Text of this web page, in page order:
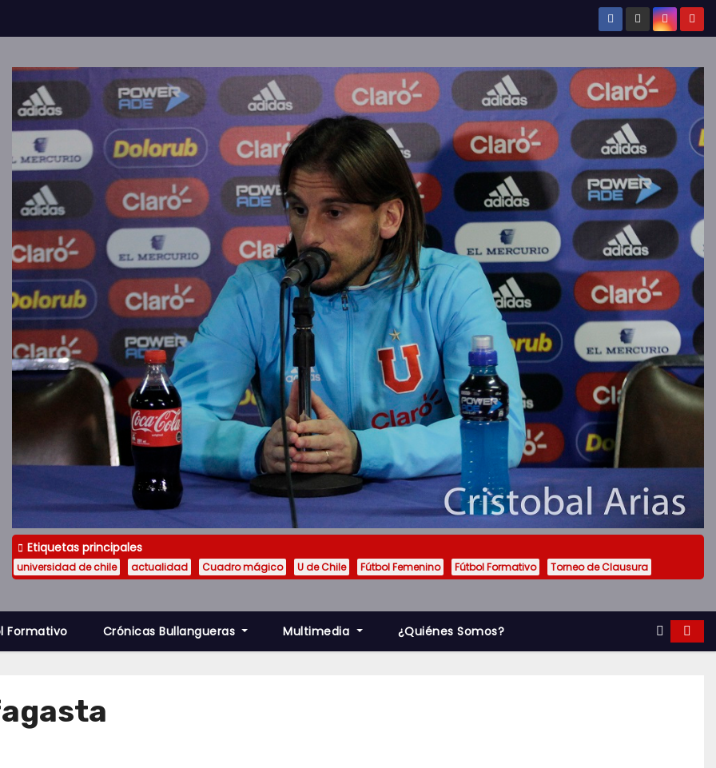
Etiquetas principales
universidad de chile actualidad Cuadro mágico U de Chile Fútbol Femenino Fútbol Formativo Torneo de Clausura
Formativo Crónicas Bullangueras Multimedia ¿Quiénes Somos?